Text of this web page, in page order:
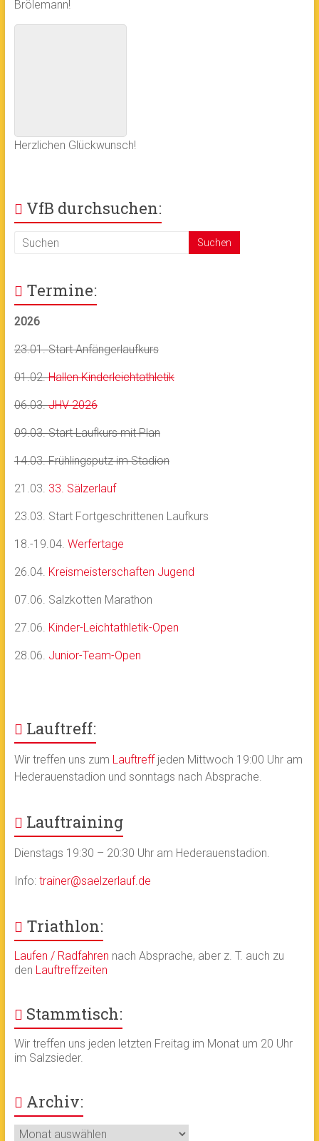
Brölemann!
Herzlichen Glückwunsch!
VfB durchsuchen:
Termine:
2026
23.01. Start Anfängerlaufkurs
01.02.Hallen Kinderleichtathletik
06.03.JHV 2026
09.03. Start Laufkurs mit Plan
14.03. Frühlingsputz im Stadion
21.03. 33. Sälzerlauf
23.03. Start Fortgeschrittenen Laufkurs
18.-19.04. Werfertage
26.04. Kreismeisterschaften Jugend
07.06. Salzkotten Marathon
27.06. Kinder-Leichtathletik-Open
28.06. Junior-Team-Open
Lauftreff:
Wir treffen uns zum Lauftreffjeden Mittwoch 19:00 Uhr am
Hederauenstadion und sonntags nach Absprache.
Lauftraining
Dienstags 19:30 – 20:30 Uhr am Hederauenstadion.
Info: trainer@saelzerlauf.de
Triathlon:
Laufen / Radfahren nach Absprache, aber z. T. auch zu
den Lauftreffzeiten
Stammtisch:
Wir treffen uns jeden letzten Freitag im Monat um 20 Uhr
im Salzsieder.
Archiv:
Archiv: